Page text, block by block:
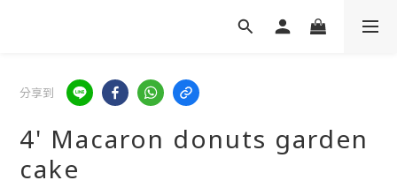
分享到
4' Macaron donuts garden
cake